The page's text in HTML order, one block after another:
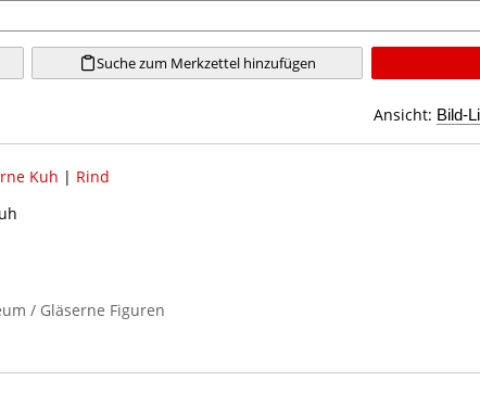
Suche zum Merkzettel hinzufügen
Ansicht:
Kuh | Rind
/ Gläserne Figuren